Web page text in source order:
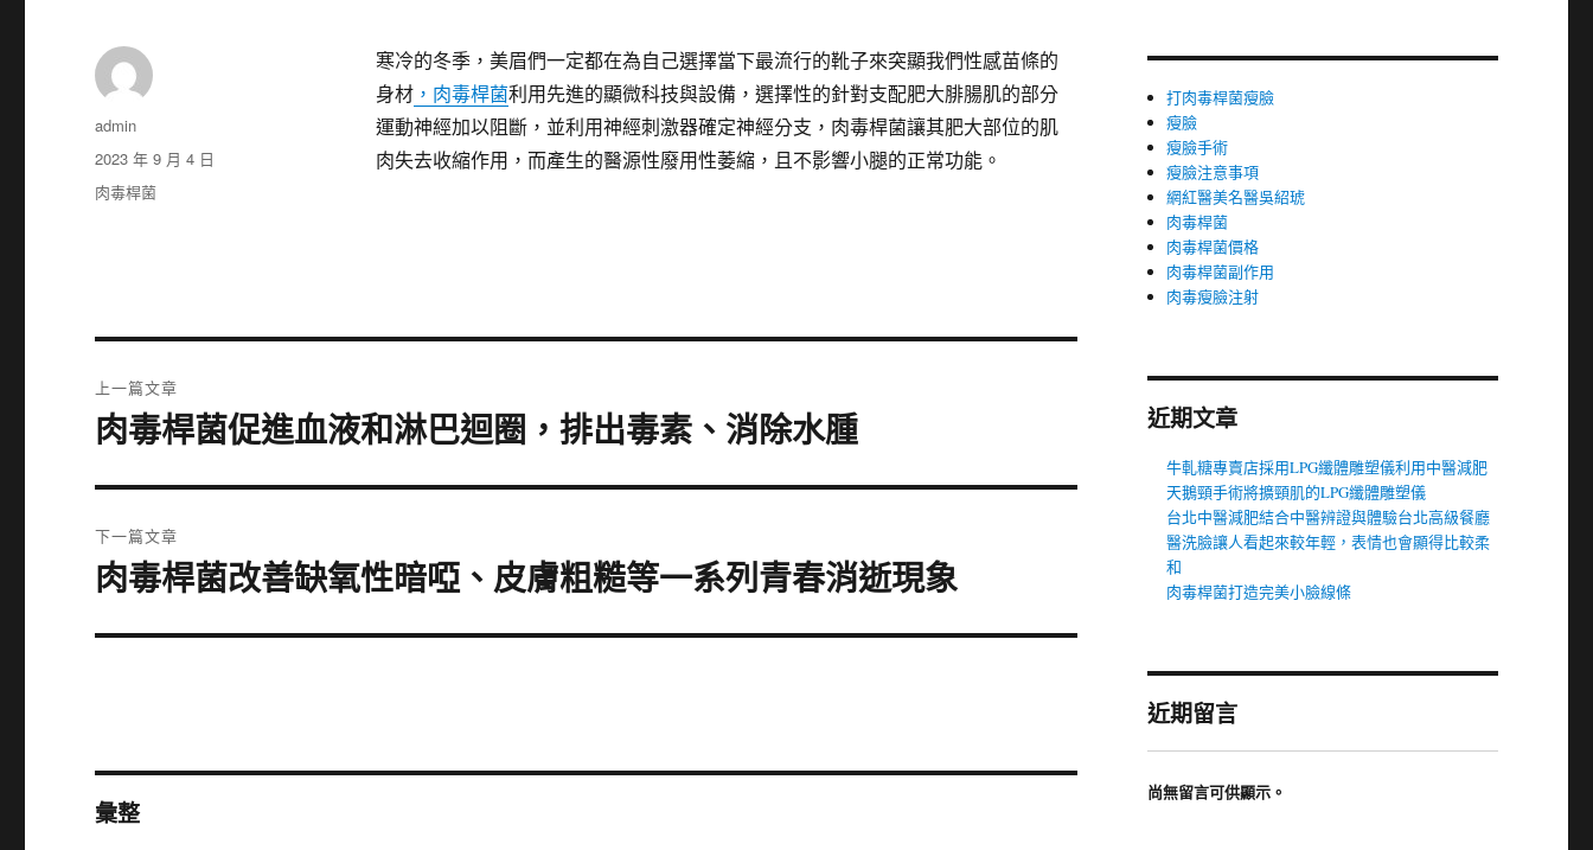
寒冷的冬季，美眉們一定都在為自己選擇當下最流行的靴子來突顯我們性感苗條的
身材，肉毒桿菌利用先進的顯微科技與設備，選擇性的針對支配肥大腓腸肌的部分
運動神經加以阻斷，並利用神經刺激器確定神經分支，肉毒桿菌讓其肥大部位的肌
肉失去收縮作用，而產生的醫源性廢用性萎縮，且不影響小腿的正常功能。
作
者
admin
發
佈
日
2023 年 9 月 4 日
分
肉毒桿菌
章
上一篇文章
上
篇
章:
肉毒桿菌促進血液和淋巴迴圈，排出毒素、消除水腫
下一篇文章
下
篇
肉毒桿菌改善缺氧性暗啞、皮膚粗糙等一系列青春消逝現象
彙整
打肉毒桿菌瘦臉
瘦臉
瘦臉手術
瘦臉注意事項
網紅醫美名醫吳紹琥
肉毒桿菌
肉毒桿菌價格
肉毒桿菌副作用
肉毒瘦臉注射
近期文章
牛軋糖專賣店採用LPG纖體雕塑儀利用中醫減肥
天鵝頸手術將擴頸肌的LPG纖體雕塑儀
台北中醫減肥結合中醫辨證與體驗台北高級餐廳
醫洗臉讓人看起來較年輕，表情也會顯得比較柔
和
肉毒桿菌打造完美小臉線條
近期留言
尚無留言可供顯示。